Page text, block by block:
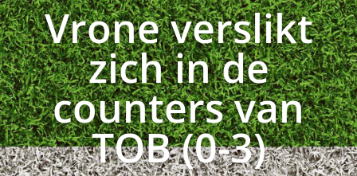
Vrone verslikt
zich in de
counters van
TOB (0-3)